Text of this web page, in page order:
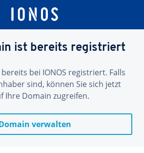
ist bereits registriert
bei IONOS registriert. Falls
sind, können Sie sich jetzt
Ihre Domain zugreifen.
verwalten